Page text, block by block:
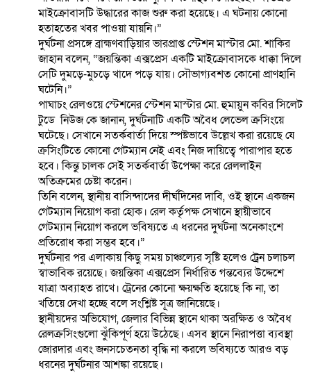
মাইক্রোবাসটি উদ্ধারের কাজ শুরু করা হয়েছে। এ ঘটনায় কোনো
হতাহতের খবর পাওয়া যায়নি।”
দুর্ঘটনা প্রসঙ্গে ব্রাহ্মণবাড়িয়ার ভারপ্রাপ্ত স্টেশন মাস্টার মো. শাকির
জাহান বলেন, “জয়ন্তিকা এক্সপ্রেস একটি মাইক্রোবাসকে ধাক্কা দিলে
সেটি দুমড়ে-মুচড়ে খাদে পড়ে যায়। সৌভাগ্যবশত কোনো প্রাণহানি
ঘটেনি।”
পাঘাচং রেলওয়ে স্টেশনের স্টেশন মাস্টার মো. হুমায়ুন কবির সিলেট
টুডে নিউজ কে জানান, দুর্ঘটনাটি একটি অবৈধ লেভেল ক্রসিংয়ে
ঘটেছে। সেখানে সতর্কবার্তা দিয়ে স্পষ্টভাবে উল্লেখ করা রয়েছে যে
ক্রসিংটিতে কোনো গেটম্যান নেই এবং নিজ দায়িত্বে পারাপার হতে
হবে। কিন্তু চালক সেই সতর্কবার্তা উপেক্ষা করে রেললাইন
অতিক্রমের চেষ্টা করেন।
তিনি বলেন, স্থানীয় বাসিন্দাদের দীর্ঘদিনের দাবি, ওই স্থানে একজন
গেটম্যান নিয়োগ করা হোক। রেল কর্তৃপক্ষ সেখানে স্থায়ীভাবে
গেটম্যান নিয়োগ করলে ভবিষ্যতে এ ধরনের দুর্ঘটনা অনেকাংশে
প্রতিরোধ করা সম্ভব হবে।”
দুর্ঘটনার পর এলাকায় কিছু সময় চাঞ্চল্যের সৃষ্টি হলেও ট্রেন চলাচল
স্বাভাবিক রয়েছে। জয়ন্তিকা এক্সপ্রেস নির্ধারিত গন্তব্যের উদ্দেশে
যাত্রা অব্যাহত রাখে। ট্রেনের কোনো ক্ষয়ক্ষতি হয়েছে কি না, তা
খতিয়ে দেখা হচ্ছে বলে সংশ্লিষ্ট সূত্র জানিয়েছে।
স্থানীয়দের অভিযোগ, জেলার বিভিন্ন স্থানে থাকা অরক্ষিত ও অবৈধ
রেলক্রসিংগুলো ঝুঁকিপূর্ণ হয়ে উঠেছে। এসব স্থানে নিরাপত্তা ব্যবস্থা
জোরদার এবং জনসচেতনতা বৃদ্ধি না করলে ভবিষ্যতে আরও বড়
ধরনের দুর্ঘটনার আশঙ্কা রয়েছে।